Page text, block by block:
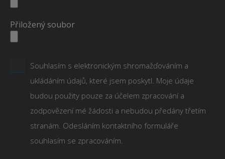
Přiložený soubor
Souhlasím s elektronickým shromažďováním a
ukládáním údajů, které jsem poskytl. Moje údaje
budou použity pouze za účelem zpracování a
zodpovězení mé žádosti a nebudou předány třetím
stranám. Odesláním kontaktního formuláře
souhlasím se zpracováním.